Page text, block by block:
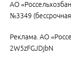
АО
№3349
Реклама. АО
2W5zFGJDjbN